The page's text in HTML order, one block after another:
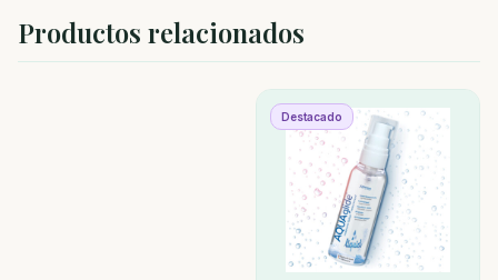
Productos relacionados
Destacado